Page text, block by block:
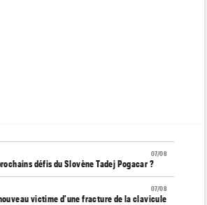
07/08
défis du Slovène Tadej Pogacar ?
07/08
victime d'une fracture de la clavicule